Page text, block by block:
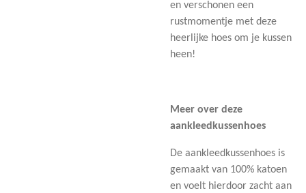
en verschonen een
rustmomentje met deze
heerlijke hoes om je kussen
heen!
Meer over deze
aankleedkussenhoes
De aankleedkussenhoes is
gemaakt van 100% katoen
en voelt hierdoor zacht aan